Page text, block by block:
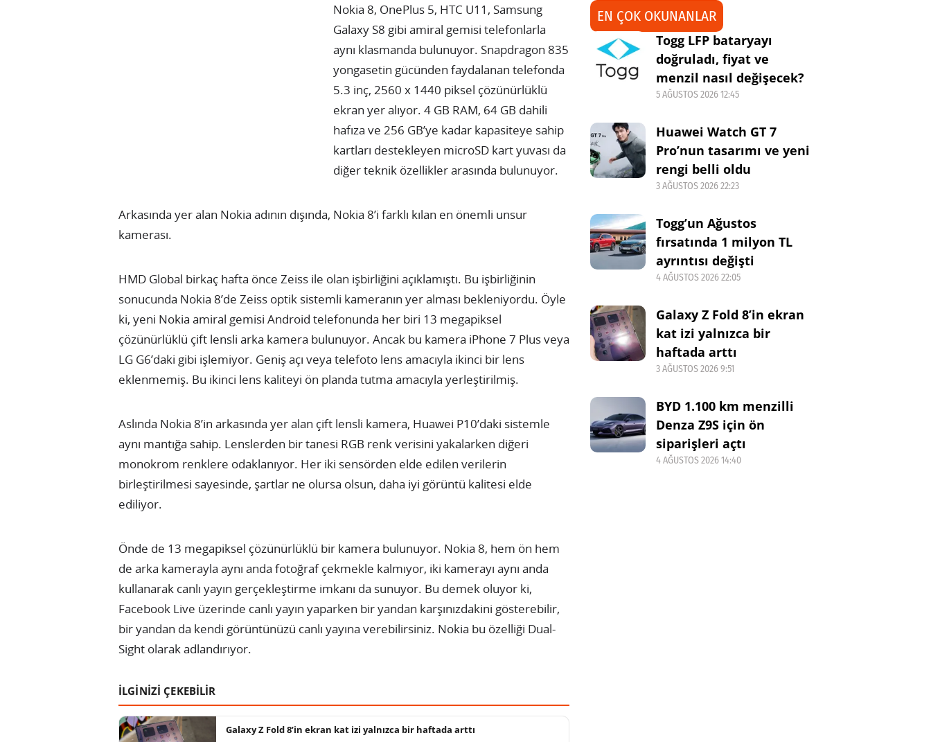
Nokia 8, OnePlus 5, HTC U11, Samsung
Galaxy S8 gibi amiral gemisi telefonlarla
aynı klasmanda bulunuyor. Snapdragon 835
yongasetin gücünden faydalanan telefonda
5.3 inç, 2560 x 1440 piksel çözünürlüklü
ekran yer alıyor. 4 GB RAM, 64 GB dahili
hafıza ve 256 GB’ye kadar kapasiteye sahip
kartları destekleyen microSD kart yuvası da
diğer teknik özellikler arasında bulunuyor.
Arkasında yer alan Nokia adının dışında, Nokia 8’i farklı kılan en önemli unsur
kamerası.
HMD Global birkaç hafta önce Zeiss ile olan işbirliğini açıklamıştı. Bu işbirliğinin
sonucunda Nokia 8’de Zeiss optik sistemli kameranın yer alması bekleniyordu. Öyle
ki, yeni Nokia amiral gemisi Android telefonunda her biri 13 megapiksel
çözünürlüklü çift lensli arka kamera bulunuyor. Ancak bu kamera iPhone 7 Plus veya
LG G6’daki gibi işlemiyor. Geniş açı veya telefoto lens amacıyla ikinci bir lens
eklenmemiş. Bu ikinci lens kaliteyi ön planda tutma amacıyla yerleştirilmiş.
Aslında Nokia 8’in arkasında yer alan çift lensli kamera, Huawei P10’daki sistemle
aynı mantığa sahip. Lenslerden bir tanesi RGB renk verisini yakalarken diğeri
monokrom renklere odaklanıyor. Her iki sensörden elde edilen verilerin
birleştirilmesi sayesinde, şartlar ne olursa olsun, daha iyi görüntü kalitesi elde
ediliyor.
Önde de 13 megapiksel çözünürlüklü bir kamera bulunuyor. Nokia 8, hem ön hem
de arka kamerayla aynı anda fotoğraf çekmekle kalmıyor, iki kamerayı aynı anda
kullanarak canlı yayın gerçekleştirme imkanı da sunuyor. Bu demek oluyor ki,
Facebook Live üzerinde canlı yayın yaparken bir yandan karşınızdakini gösterebilir,
bir yandan da kendi görüntünüzü canlı yayına verebilirsiniz. Nokia bu özelliği Dual-
Sight olarak adlandırıyor.
İLGİNİZİ ÇEKEBİLİR
Galaxy Z Fold 8’in ekran kat izi yalnızca bir haftada arttı
EN ÇOK OKUNANLAR
Togg LFP bataryayı
doğruladı, fiyat ve
menzil nasıl değişecek?
5 AĞUSTOS 2026 12:45
Huawei Watch GT 7
Pro’nun tasarımı ve yeni
rengi belli oldu
3 AĞUSTOS 2026 22:23
Togg’un Ağustos
fırsatında 1 milyon TL
ayrıntısı değişti
4 AĞUSTOS 2026 22:05
Galaxy Z Fold 8’in ekran
kat izi yalnızca bir
haftada arttı
3 AĞUSTOS 2026 9:51
BYD 1.100 km menzilli
Denza Z9S için ön
siparişleri açtı
4 AĞUSTOS 2026 14:40